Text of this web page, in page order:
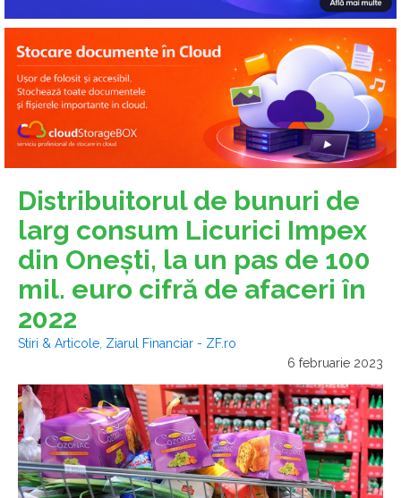
Distribuitorul de bunuri de
larg consum Licurici Impex
din Oneşti, la un pas de 100
mil. euro cifră de afaceri în
2022
Stiri & Articole Ziarul Financiar - ZF.ro
6 februarie 2023